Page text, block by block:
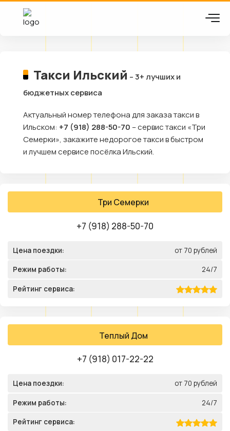
Такси Ильский – 3+ лучших и
бюджетных сервиса
Актуальный номер телефона для заказа такси в
Ильском: +7 (918) 288-50-70 – сервис такси «Три
Семерки», закажите недорогое такси в быстром
и лучшем сервисе посёлка Ильский.
Три Семерки
+7 (918) 288-50-70
Цена поездки: от 70 рублей
Режим работы: 24/7
Рейтинг сервиса:
Теплый Дом
+7 (918) 017-22-22
Цена поездки: от 70 рублей
Режим работы: 24/7
Рейтинг сервиса: